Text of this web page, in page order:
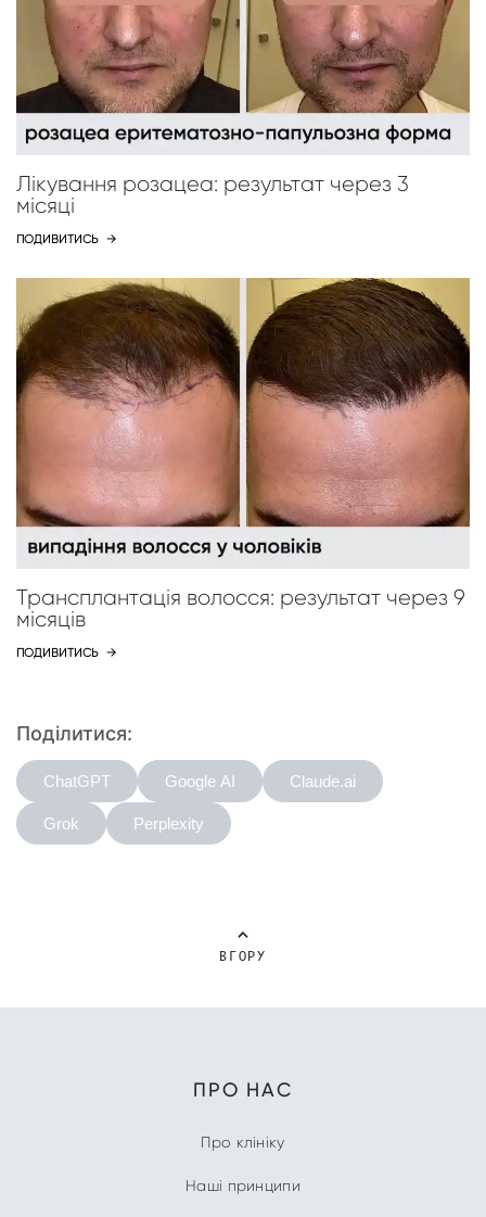
Лікування розацеа: результат через 3
місяці
ПОДИВИТИСЬ →
Трансплантація волосся: результат через 9
місяців
ПОДИВИТИСЬ →
Поділитися:
ChatGPT Google AI Claude.ai
Grok Perplexity
ВГОРУ
ПРО НАС
Про клініку
Наші принципи